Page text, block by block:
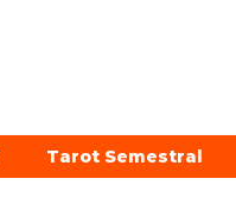
Tarot Semestral